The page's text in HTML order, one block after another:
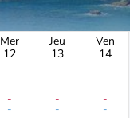
Mer
12
-
-
Jeu
13
-
-
Ven
14
-
-